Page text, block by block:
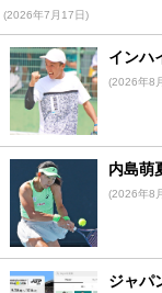
(2026年7月17日)
インハ
(2026年8
内島萌
(2026年8
ジャパ